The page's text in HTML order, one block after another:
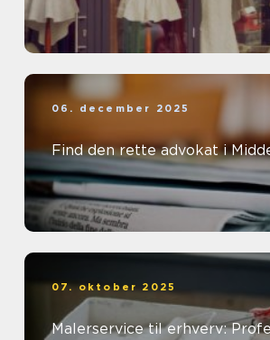
06. december 2025
Find den rette advokat i
07. oktober 2025
Malerservice til erhverv: